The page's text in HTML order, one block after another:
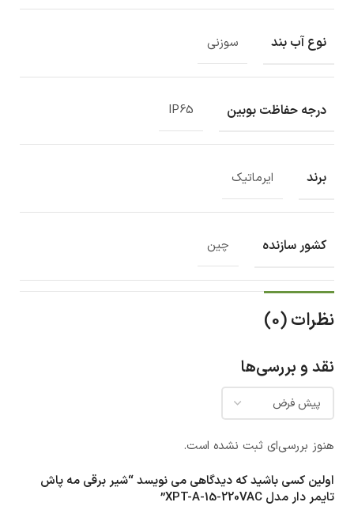
نوع آب بند سوزنی
درجه حفاظت بوبین IP65
برند ایرماتیک
کشور سازنده چین
نظرات (0)
نقد و بررسی‌ها
هنوز بررسی‌ای ثبت نشده است.
اولین کسی باشید که دیدگاهی می نویسد “شیر برقی مه پاش
تایمر دار مدل XPT-A-15-220VAC”